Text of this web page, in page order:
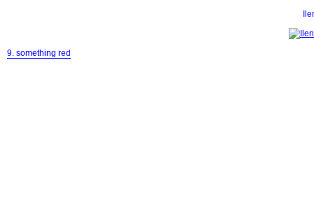
9. something red